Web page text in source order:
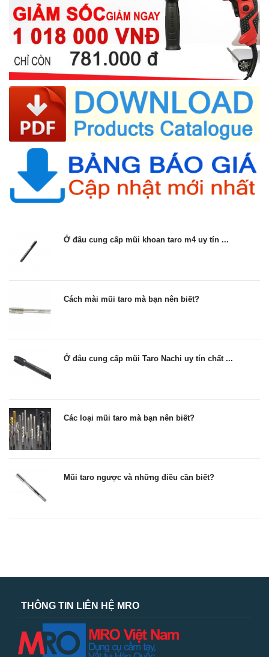
Ở đâu cung cấp mũi khoan taro m4 uy tín ...
Cách mài mũi taro mà bạn nên biết?
Ở đâu cung cấp mũi Taro Nachi uy tín chất ...
Các loại mũi taro mà bạn nên biết?
Mũi taro ngược và những điều cần biết?
THÔNG TIN LIÊN HỆ MRO